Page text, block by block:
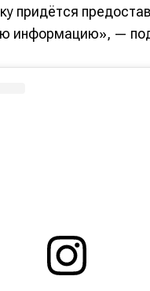
придётся
информацию», —